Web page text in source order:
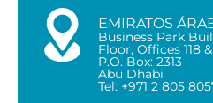
EMIRATOS
Business Park
Floor, Offices 118
P.O. Box: 2313
Abu Dhabi
Tel: +971 2 805